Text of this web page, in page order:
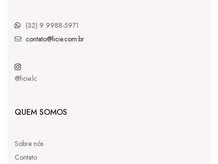
(32) 9 9988-5971
contato@licie.com.br
@licie.lc
QUEM SOMOS
Sobre nós
Contato